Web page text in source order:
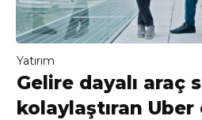
Yatırım
Gelire dayalı araç
kolaylaştıran